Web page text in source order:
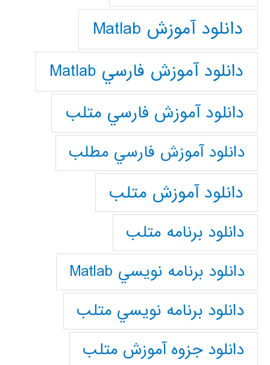
دانلود آموزش Matlab
دانلود آموزش فارسي Matlab
دانلود آموزش فارسي متلب
دانلود آموزش فارسي مطلب
دانلود آموزش متلب
دانلود برنامه متلب
دانلود برنامه نويسي Matlab
دانلود برنامه نويسي متلب
دانلود جزوه آموزش متلب